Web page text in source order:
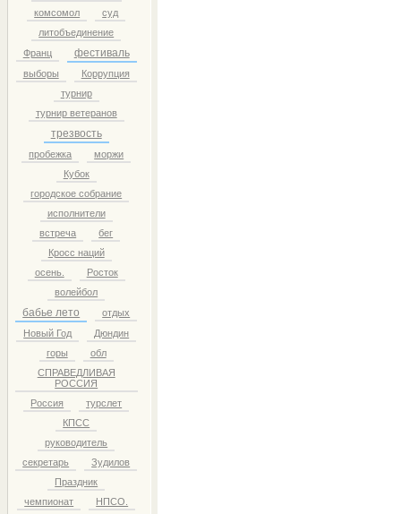
комсомол
суд
литобъединение
Франц
фестиваль
выборы
Коррупция
турнир
турнир ветеранов
трезвость
пробежка
моржи
Кубок
городское собрание
исполнители
встреча
бег
Кросс наций
осень.
Росток
волейбол
бабье лето
отдых
Новый Год
Дюндин
горы
обл
СПРАВЕДЛИВАЯ
РОССИЯ
Россия
турслет
КПСС
руководитель
секретарь
Зудилов
Праздник
чемпионат
НПСО.